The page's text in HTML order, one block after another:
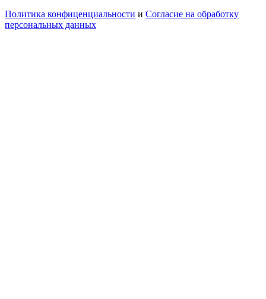
Политика конфиценциальности и Согласие на обработку
персональных данных